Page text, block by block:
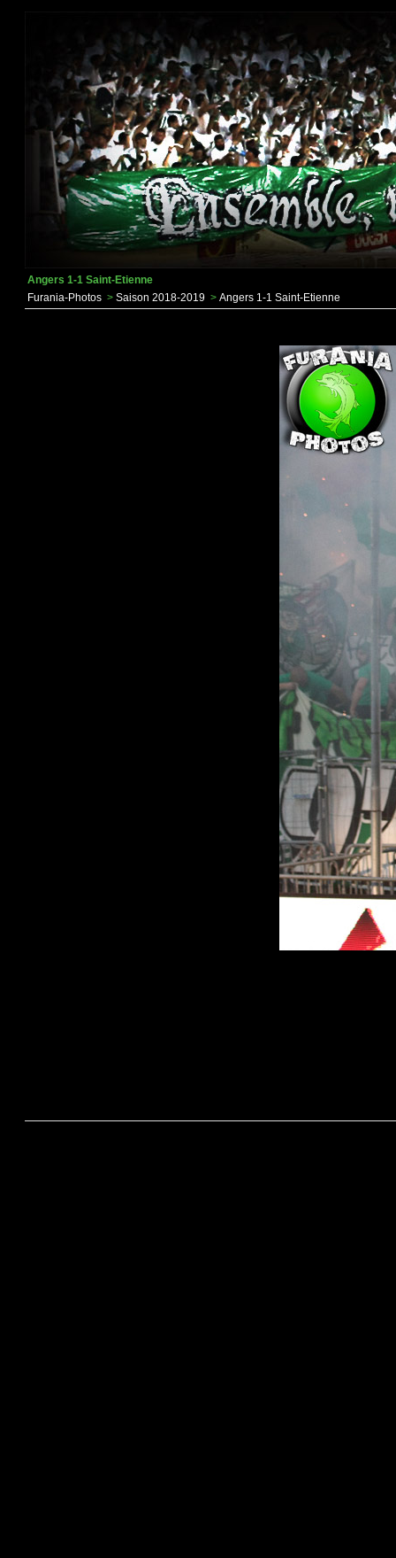
Angers 1-1 Saint-Etienne
Furania-Photos > Saison 2018-2019 > Angers 1-1 Saint-Etienne